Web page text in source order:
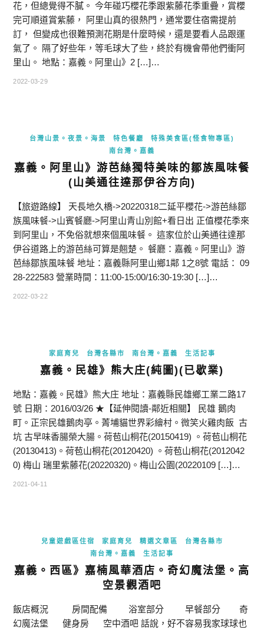
花，但總覺得不膩。 今年碰巧櫻花季跟紫藤花季重疊，賞櫻
完可順道賞紫藤， 阿里山真的很熱門，通常要住宿需提前
訂， 但變成也很難預測花期是什麼時候，還是要看人品跟運
氣了。 隔了好些年，等毛球大了些，終於有機會帶他們衝阿
里山。 地點：嘉義。阿里山》2 […]…
2022-03-29
台灣山景。夜景。海景 特色餐廳
特殊美食區(怪食物專區)
南台灣。嘉義
嘉義。阿里山》游芭絲獨特美味的鄒族風味餐
(山美通往達那伊谷方向)
【旅遊路線】 天長地久橋->20220318二延平櫻花->游芭絲鄒
族風味餐->山賓餐廳->阿里山青山別館+看日出 正值櫻花季來
到阿里山，不免俗就想來個風味餐。 這家位於山美通往達那
伊谷道路上的游芭絲可算是翹楚。 餐廳：嘉義。阿里山》游
芭絲鄒族風味餐 地址：嘉義縣阿里山鄉1鄰 1之8號 電話： 09
28-222583 營業時間：11:00-15:00/16:30-19:30 […]…
2022-03-22
家庭育兒 台灣各縣市 南台灣。嘉義 生活記事
嘉義。民雄》熊大庄(純圖)(已歇業)
地點：嘉義。民雄》熊大庄 地址：嘉義縣民雄鄉工業二路17
號 日期：2016/03/26 ★【延伸閱讀-鄰近相關】 民雄 鵝肉
町。正宗民雄鵝肉亭。菁埔貓世界彩繪村。微笑火雞肉飯 古
坑 古早味香腸榮大腸。荷苞山桐花(20150419) 。荷苞山桐花
(20130413)。荷苞山桐花(20120420) 。荷苞山桐花(2012042
0) 梅山 瑞里紫藤花(20220320)。梅山公園(20220109 […]…
2021-04-11
兒童遊戲區住宿 家庭育兒 精選文章區
台灣各縣市
南台灣。嘉義
生活記事
嘉義。西區》嘉楠風華酒店。奇幻魔法堡。高
空景觀酒吧
飯店概況 房間配備 浴室部分 早餐部分 奇
幻魔法堡 健身房 空中酒吧 話說，好不容易我家球球也